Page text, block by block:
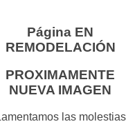
Página EN
REMODELACIÓN
PROXIMAMENTE
NUEVA IMAGEN
las molestias